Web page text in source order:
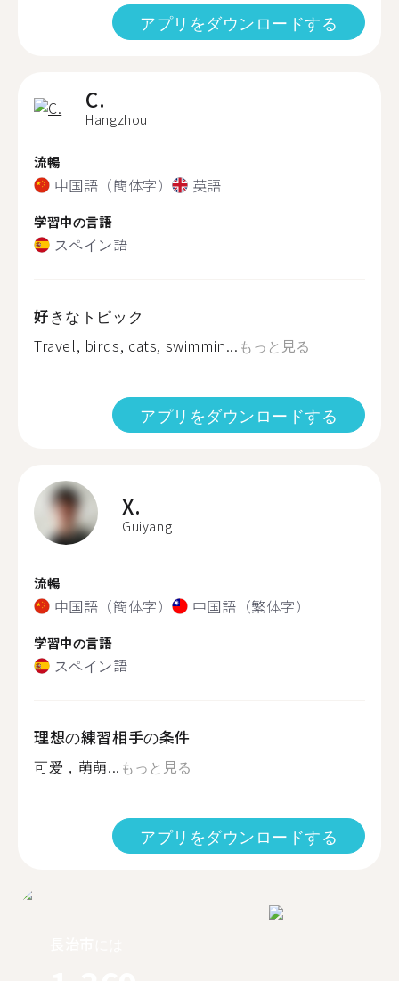
アプリをダウンロードする
C.
Hangzhou
流暢
中国語（簡体字） 英語
学習中の言語
スペイン語
好きなトピック
Travel, birds, cats, swimmin... もっと見る
アプリをダウンロードする
X.
Guiyang
流暢
中国語（簡体字） 中国語（繁体字）
学習中の言語
スペイン語
理想の練習相手の条件
可爱，萌萌... もっと見る
アプリをダウンロードする